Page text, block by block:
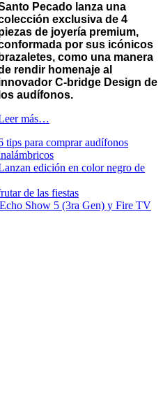
Pecado lanza una
exclusiva de 4
de joyería premium,
por sus icónicos
brazaletes, como una manera
rendir homenaje al
C-bridge Design de
los audífonos.
más…
tips para comprar audífonos
edición en color negro de
de las fiestas
Show 5 (3ra Gen) y Fire TV